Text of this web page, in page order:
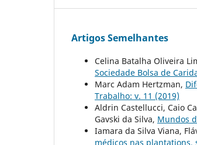
Artigos Semelhantes
Celina Batalha Oliveira
Sociedade Bolsa de
Marc Adam Hertzman,
Trabalho: v. 11 (2019)
Aldrin Castellucci, Caio
Gavski da Silva, Mundos
Iamara da Silva Viana,
médicos nas plantations,